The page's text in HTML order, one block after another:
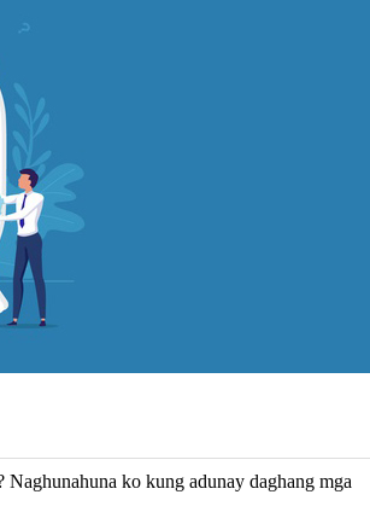
Naghunahuna ko kung adunay daghang mga